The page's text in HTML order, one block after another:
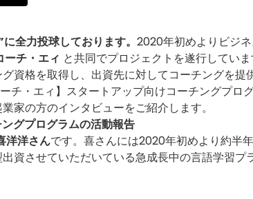
全力投球しております。 2020年初めよりビジ
ーチ・エィ と共同でプロジェクトを遂行してい
資格を取得し、出資先に対してコーチングを提
チ・エィ】スタートアップ向けコーチングプロ
家の方のインタビューをご紹介します。
グプログラムの活動報告
洋洋さんです。喜さんには2020年初めより約半
資させていただいている急成長中の言語学習プ